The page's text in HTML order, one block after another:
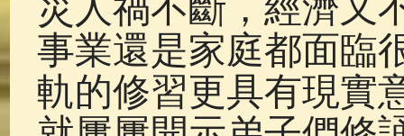
災人禍不斷，經濟又
事業還是家庭都面臨
軌的修習更具有現實